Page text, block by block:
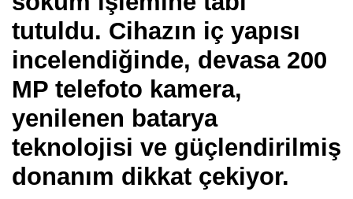
tutuldu. Cihazın iç yapısı
incelendiğinde, devasa 200
MP telefoto kamera,
yenilenen batarya
teknolojisi ve güçlendirilmiş
donanım dikkat çekiyor.